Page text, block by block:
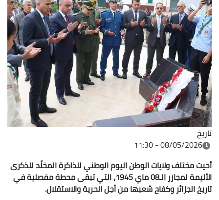
تاريخ
08/05/2026 - 11:30
أحيت مختلف ولايات الوطن اليوم الوطني للذاكرة المخلّد للذكرى
الأليمة لمجازر الـ08 ماي 1945، التي تبقى محطة مفصلية في
تاريخ الجزائر وكفاح شعبها من أجل الحرية والاستقلال.